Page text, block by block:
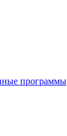
программы